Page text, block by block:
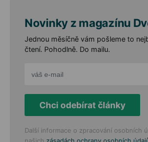
Novinky z magazínu
Jednou měsíčně vám pošleme to
čtení. Pohodlně. Do mailu.
Chci odebírat články
Další informace o zpracování osobních